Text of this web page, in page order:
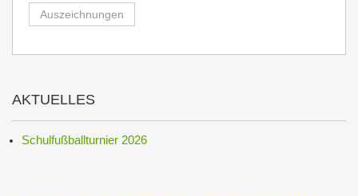
Auszeichnungen
AKTUELLES
Schulfußballturnier 2026